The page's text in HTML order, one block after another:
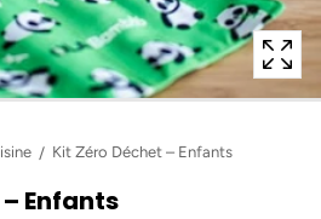
Kit Zéro Déchet – Enfants
Enfants